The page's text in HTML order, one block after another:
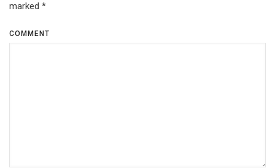
marked *
COMMENT